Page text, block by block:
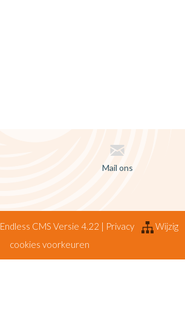
Mail ons
Endless CMS Versie 4.22 | Privacy
Wijzig
cookies voorkeuren